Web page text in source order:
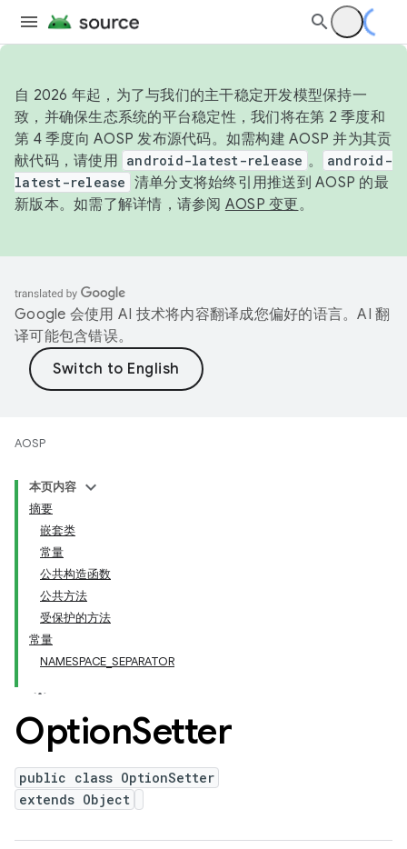
自 2026 年起，为了与我们的主干稳定开发模型保持一
致，并确保生态系统的平台稳定性，我们将在第 2 季度和
第 4 季度向 AOSP 发布源代码。如需构建 AOSP 并为其贡
献代码，请使用 android-latest-release 。
android-
latest-release 清单分支将始终引用推送到 AOSP 的最
新版本。如需了解详情，请参阅 AOSP 变更。
Google 会使用 AI 技术将内容翻译成您偏好的语言。AI 翻
译可能包含错误。
AOSP
本页内容
摘要
嵌套类
常量
公共构造函数
公共方法
受保护的方法
常量
NAMESPACE_SEPARATOR
OptionSetter
public class OptionSetter
extends Object